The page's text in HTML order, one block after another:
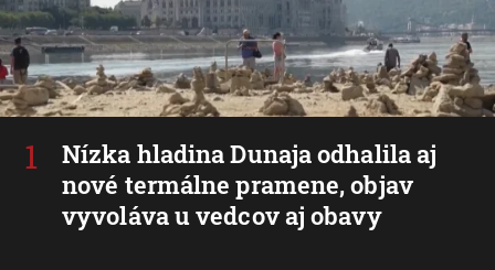
Nízka hladina Dunaja odhalila aj
nové termálne pramene, objav
vyvoláva u vedcov aj obavy